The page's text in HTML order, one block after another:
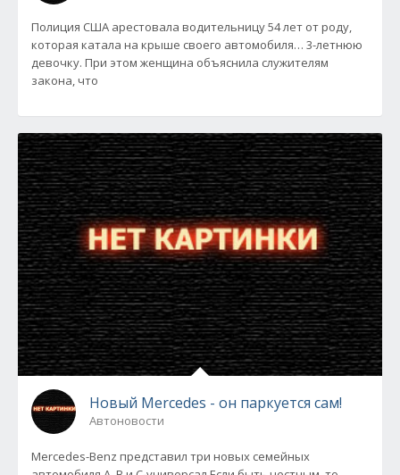
Полиция США арестовала водительницу 54 лет от роду,
которая катала на крыше своего автомобиля… 3-летнюю
девочку. При этом женщина объяснила служителям
закона, что
Новый Mercedes - он паркуется сам!
Автоновости
Mercedes-Benz представил три новых семейных